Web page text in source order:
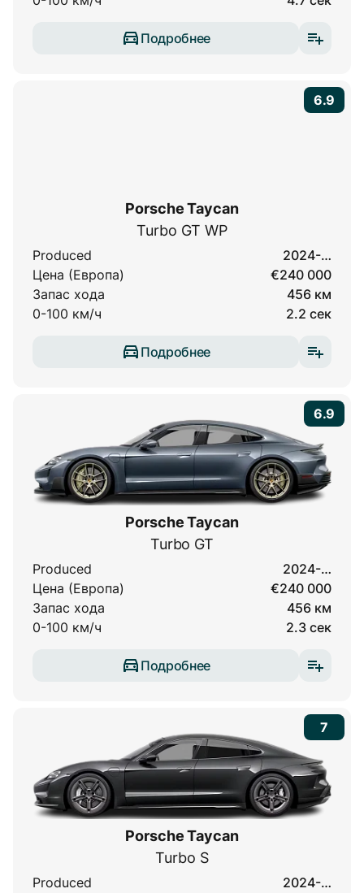
Подробнее
6.9
Porsche Taycan
Turbo GT WP
Produced
2024-…
Цена (Европа)
€240 000
Запас хода
456 км
0-100 км/ч
2.2 сек
Подробнее
6.9
Porsche Taycan
Turbo GT
Produced
2024-…
Цена (Европа)
€240 000
Запас хода
456 км
0-100 км/ч
2.3 сек
Подробнее
7
Porsche Taycan
Turbo S
Produced
2024-…